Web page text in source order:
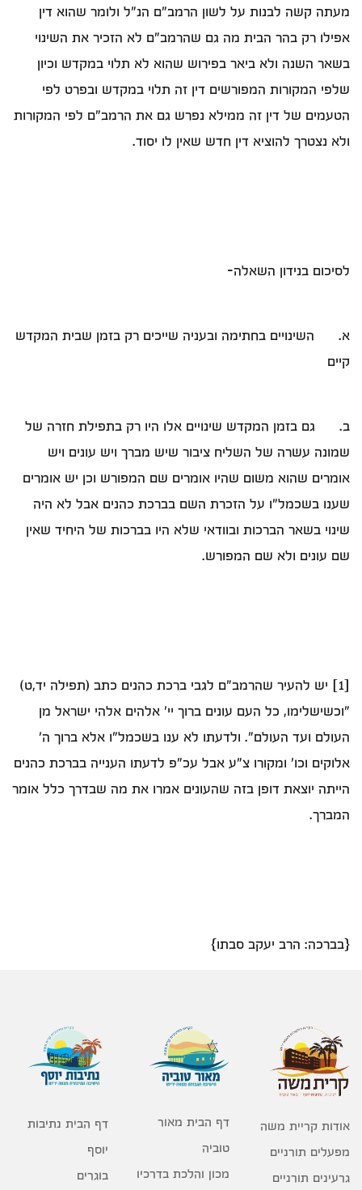
מעתה קשה לבנות על לשון הרמב"ם הנ"ל ולומר שהוא דין
אפילו רק בהר הבית מה גם שהרמב"ם לא הזכיר את השינוי
בשאר השנה ולא ביאר בפירוש שהוא לא תלוי במקדש וכיון
שלפי המקורות המפורשים דין זה תלוי במקדש ובפרט לפי
הטעמים של דין זה ממילא נפרש גם את הרמב"ם לפי המקורות
ולא נצטרך להוציא דין חדש שאין לו יסוד.
לסיכום בנידון השאלה-
א. השינויים בחתימה ובעניה שייכים רק בזמן שבית המקדש
קיים
ב. גם בזמן המקדש שינויים אלו היו רק בתפילת חזרה של
שמונה עשרה של השליח ציבור שיש מברך ויש עונים ויש
אומרים שהוא משום שהיו אומרים שם המפורש וכן יש אומרים
שענו בשכמל"ו על הזכרת השם בברכת כהנים אבל לא היה
שינוי בשאר הברכות ובוודאי שלא היו בברכות של היחיד שאין
שם עונים ולא שם המפורש.
[1] יש להעיר שהרמב"ם לגבי ברכת כהנים כתב (תפילה יד,ט)
"וכשישלימו, כל העם עונים ברוך יי' אלהים אלהי ישראל מן
העולם ועד העולם". ולדעתו לא ענו בשכמל"ו אלא ברוך ה'
אלוקים וכו' ומקורו צ"ע אבל עכ"פ לדעתו הענייה בברכת כהנים
הייתה יוצאת דופן בזה שהעונים אמרו את מה שבדרך כלל אומר
המברך.
{בברכה: הרב יעקב סבתו}
אודות קריית משה
מפעלים תורניים
גרעינים תורניים
דף הבית מאור
טוביה
מכון והלכת בדרכיו
דף הבית נתיבות
יוסף
בוגרים